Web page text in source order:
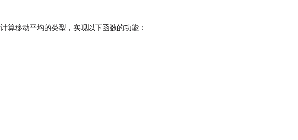
算移动平均的类型，实现以下函数的功能：